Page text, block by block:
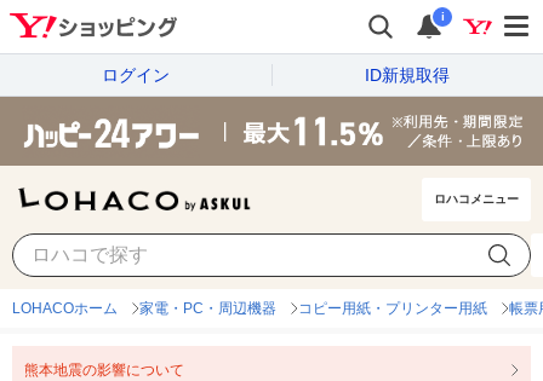
i
ログイン ID新規取得
ロハコメニュー
LOHACOホーム 家電・PC・周辺機器 コピー用紙・プリンター用紙 帳票
熊本地震の影響について